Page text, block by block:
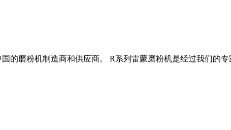
的磨粉机制造商和供应商。 R系列雷蒙磨粉机是经过我们的